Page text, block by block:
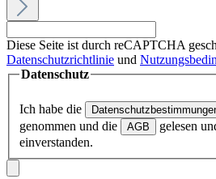
Diese Seite ist durch reCAPTCHA
Datenschutzrichtlinie und
Datenschutz
Ich habe die
genommen und die
AGB
gelesen
einverstanden.